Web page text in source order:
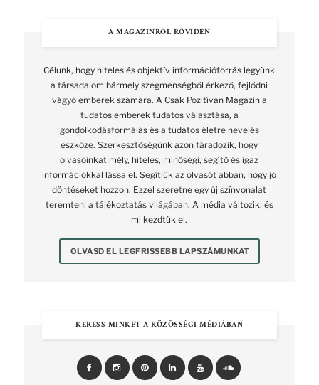
A MAGAZINRÓL RÖVIDEN
Célunk, hogy hiteles és objektív információforrás legyünk
a társadalom bármely szegmenségből érkező, fejlődni
vágyó emberek számára. A Csak Pozitívan Magazin a
tudatos emberek tudatos választása, a
gondolkodásformálás és a tudatos életre nevelés
eszköze. Szerkesztőségünk azon fáradozik, hogy
olvasóinkat mély, hiteles, minőségi, segítő és igaz
információkkal lássa el. Segítjük az olvasót abban, hogy jó
döntéseket hozzon. Ezzel szeretne egy új színvonalat
teremteni a tájékoztatás világában. A média változik, és
mi kezdtük el.
OLVASD EL LEGFRISSEBB LAPSZÁMUNKAT
KERESS MINKET A KÖZÖSSÉGI MÉDIÁBAN